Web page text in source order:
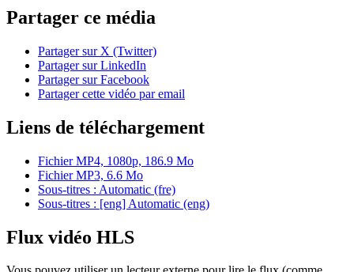
Partager ce média
Partager sur X (Twitter)
Partager sur LinkedIn
Partager sur Facebook
Partager cette vidéo par email
Liens de téléchargement
Fichier MP4, 1080p, 186.9 Mo
Fichier MP3, 6.6 Mo
Sous-titres : Automatic (fre)
Sous-titres : [eng] Automatic (eng)
Flux vidéo HLS